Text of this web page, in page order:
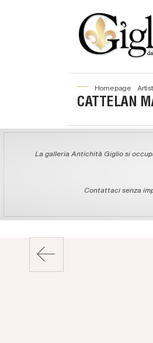
home page
CATTELAN
La galleria Antichità Giglio si
Contattaci senza